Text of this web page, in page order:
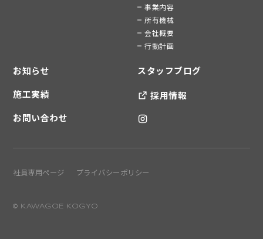
事業内容
所有機械
会社概要
行動計画
お知らせ
スタッフブログ
施工実績
採用情報
お問い合わせ
© KAWAGOE KOGYO
社員専用ページ プライバシーポリシー